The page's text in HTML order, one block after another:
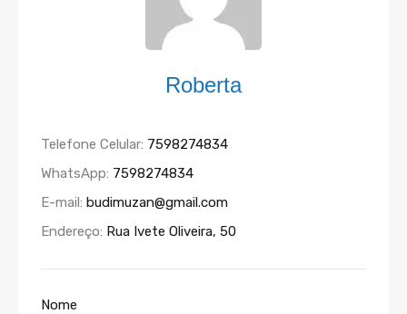
Roberta
Telefone Celular: 7598274834
WhatsApp: 7598274834
E-mail: budimuzan@gmail.com
Endereço: Rua Ivete Oliveira, 50
Nome